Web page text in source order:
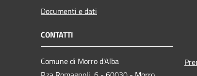
Documenti e dati
CONTATTI
Comune di Morro d'Alba